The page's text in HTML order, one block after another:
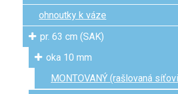
ohnoutky k váze
pr. 63 cm (SAK)
oka 10 mm
MONTOVANÝ (rašlovaná